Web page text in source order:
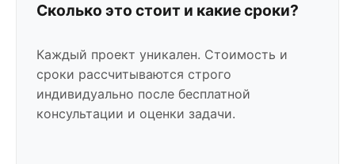
Сколько это стоит и какие сроки?
Каждый проект уникален. Стоимость и
сроки рассчитываются строго
индивидуально после бесплатной
консультации и оценки задачи.